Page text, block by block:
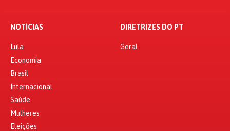
NOTÍCIAS
Lula
Economia
Brasil
Internacional
Saúde
Mulheres
Eleições
DIRETRIZES DO PT
Geral